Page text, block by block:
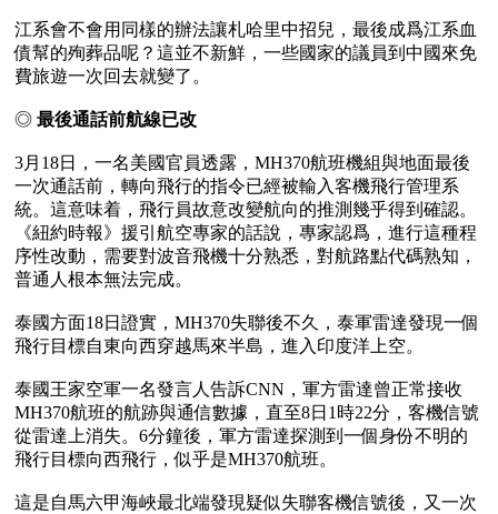
江系會不會用同樣的辦法讓札哈里中招兒，最後成爲江系血
債幫的殉葬品呢？這並不新鮮，一些國家的議員到中國來免
◎ 最後通話前航線已改
3月18日，一名美國官員透露，MH370航班機組與地面最後
一次通話前，轉向飛行的指令已經被輸入客機飛行管理系
統。這意味着，飛行員故意改變航向的推測幾乎得到確認。
《紐約時報》援引航空專家的話說，專家認爲，進行這種程
序性改動，需要對波音飛機十分熟悉，對航路點代碼熟知，
普通人根本無法完成。
泰國方面18日證實，MH370失聯後不久，泰軍雷達發現一個
飛行目標自東向西穿越馬來半島，進入印度洋上空。
泰國王家空軍一名發言人告訴CNN，軍方雷達曾正常接收
MH370航班的航跡與通信數據，直至8日1時22分，客機信號
從雷達上消失。6分鐘後，軍方雷達探測到一個身份不明的
飛行目標向西飛行，似乎是MH370航班。
這是自馬六甲海峽最北端發現疑似失聯客機信號後，又一次